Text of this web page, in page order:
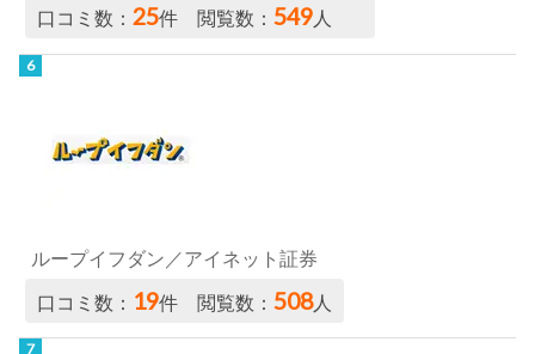
口コミ数：25件 閲覧数：549人
ループイフダン／アイネット証券
口コミ数： 19件 閲覧数：508人